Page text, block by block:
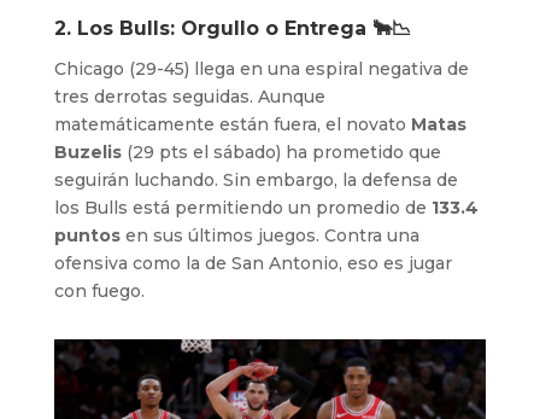
2. Los Bulls: Orgullo o Entrega 🐂📉
Chicago (29-45) llega en una espiral negativa de
tres derrotas seguidas. Aunque
matemáticamente están fuera, el novato Matas
Buzelis(29 pts el sábado) ha prometido que
seguirán luchando. Sin embargo, la defensa de
los Bulls está permitiendo un promedio de 133.4
puntosen sus últimos juegos. Contra una
ofensiva como la de San Antonio, eso es jugar
con fuego.